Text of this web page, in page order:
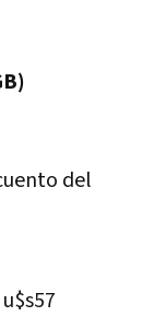
del